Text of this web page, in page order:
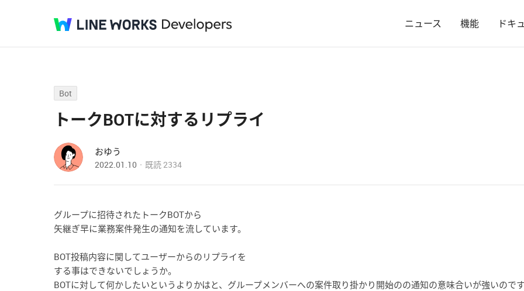
ニュース 機能 ドキ
Bot
トークBOTに対するリプライ
おゆう
2022.01.10 既読2334
グループに招待されたトークBOTから
矢継ぎ早に業務案件発生の通知を流しています。
BOT投稿内容に関してユーザーからのリプライを
する事はできないでしょうか。
BOTに対して何かしたいというよりかはと、グループメンバーへの案件取り掛かり開始のの通知の意味合いが強いのです